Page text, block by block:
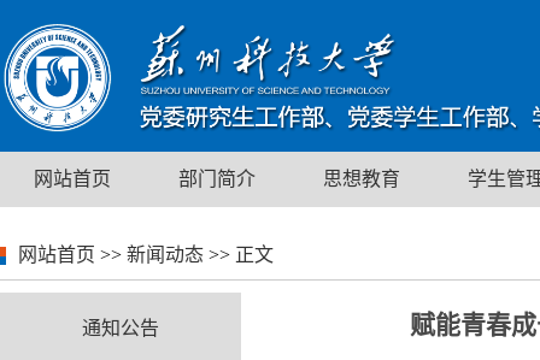
网站首页 部门简介 思想教育 学生管
网站首页 >> 新闻动态 >> 正文
通知公告 赋能青春